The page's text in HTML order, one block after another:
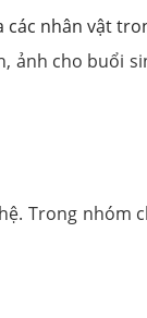
nhân vật
ảnh cho buổi
Trong